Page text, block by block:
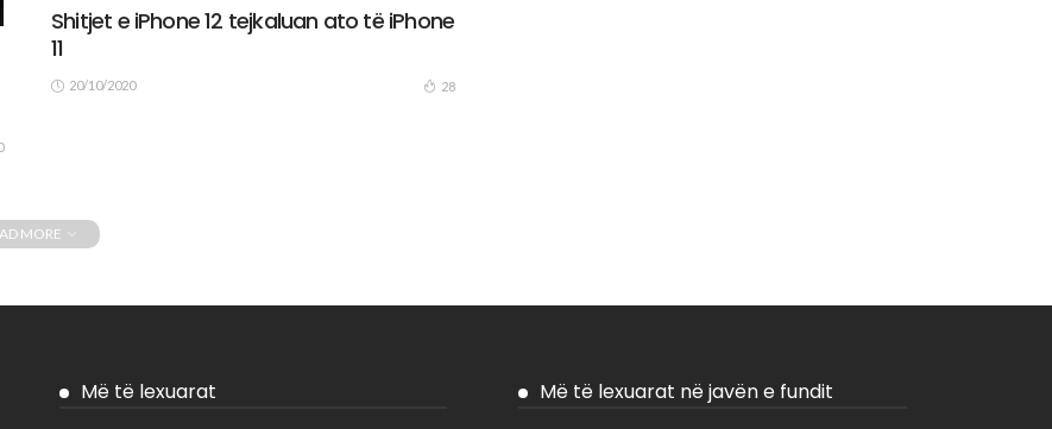
Shitjet e iPhone 12 tejkaluan ato të iPhone
11
20/10/2020 28
MORE
Më të lexuarat Më të lexuarat në javën e fundit